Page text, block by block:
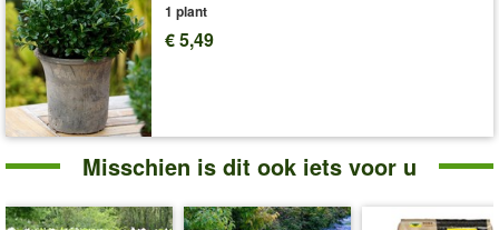
1 plant
€ 5,49
Misschien is dit ook iets voor u